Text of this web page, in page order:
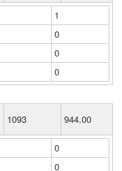
1
0
0
0
1093 944.00
0
0